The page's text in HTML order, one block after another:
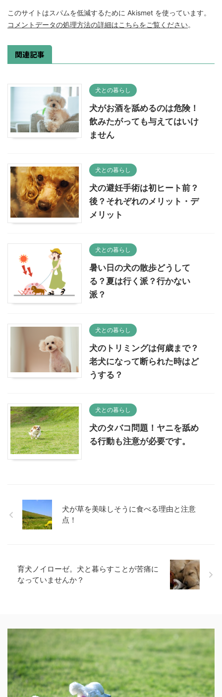
このサイトはスパムを低減するために Akismet を使っています。
コメントデータの処理方法の詳細はこちらをご覧ください。
関連記事
犬との暮らし
犬がお酒を舐めるのは危険！
飲みたがっても与えてはいけ
ません
犬との暮らし
犬の避妊手術は初ヒート前？
後？それぞれのメリット・デ
メリット
犬との暮らし
暑い日の犬の散歩どうして
る？夏は行く派？行かない
派？
犬との暮らし
犬のトリミングは何歳まで？
老犬になって断られた時はど
うする？
犬との暮らし
犬のタバコ問題！ヤニを舐め
る行動も注意が必要です。
犬が草を美味しそうに食べる理由と注意
点！
育犬ノイローゼ。犬と暮らすことが苦痛に
なっていませんか？